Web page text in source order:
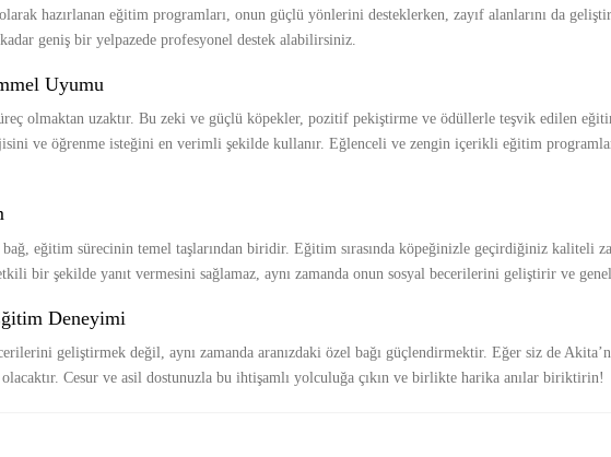
hazırlanan eğitim programları, onun güçlü yönlerini desteklerken, zayıf alanlarını da
geniş bir yelpazede profesyonel destek alabilirsiniz.
Uyumu
olmaktan uzaktır. Bu zeki ve güçlü köpekler, pozitif pekiştirme ve ödüllerle teşvik edilen
ve öğrenme isteğini en verimli şekilde kullanır. Eğlenceli ve zengin içerikli eğitim
eğitim sürecinin temel taşlarından biridir. Eğitim sırasında köpeğinizle geçirdiğiniz kaliteli
bir şekilde yanıt vermesini sağlamaz, aynı zamanda onun sosyal becerilerini geliştirir ve
Deneyimi
geliştirmek değil, aynı zamanda aranızdaki özel bağı güçlendirmektir. Eğer siz de
olacaktır. Cesur ve asil dostunuzla bu ihtişamlı yolculuğa çıkın ve birlikte harika anılar biriktirin!